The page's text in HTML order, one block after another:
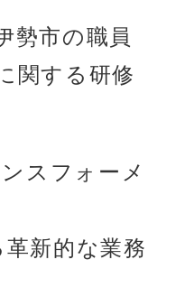
勢市の職員
関する研修
スフォーメ
新的な業務